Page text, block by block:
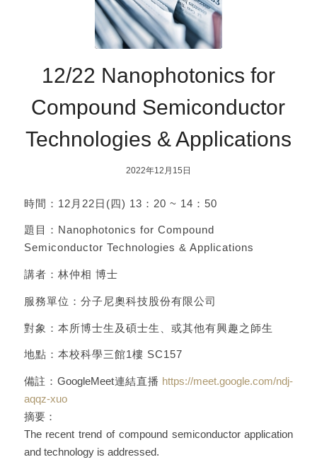
12/22 Nanophotonics for
Compound Semiconductor
Technologies & Applications
2022年12月15日
時間：12月22日(四) 13：20 ~ 14：50
題目：Nanophotonics for Compound
Semiconductor Technologies & Applications
講者：林仲相 博士
服務單位：分子尼奧科技股份有限公司
對象：本所博士生及碩士生、或其他有興趣之師生
地點：本校科學三館1樓 SC157
備註：GoogleMeet連結直播 https://meet.google.com/ndj-
aqqz-xuo
摘要：
The recent trend of compound semiconductor application
and technology is addressed.